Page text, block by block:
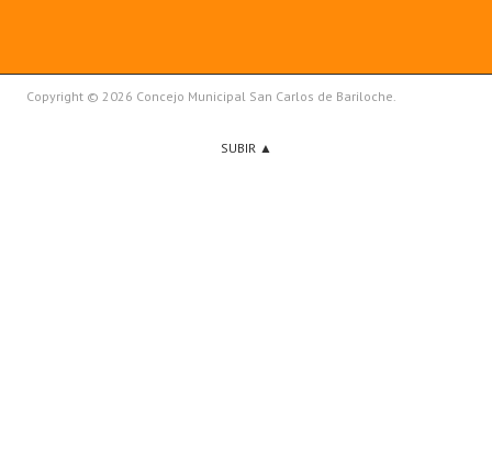
Copyright © 2026 Concejo Municipal San Carlos de Bariloche.
SUBIR ▲